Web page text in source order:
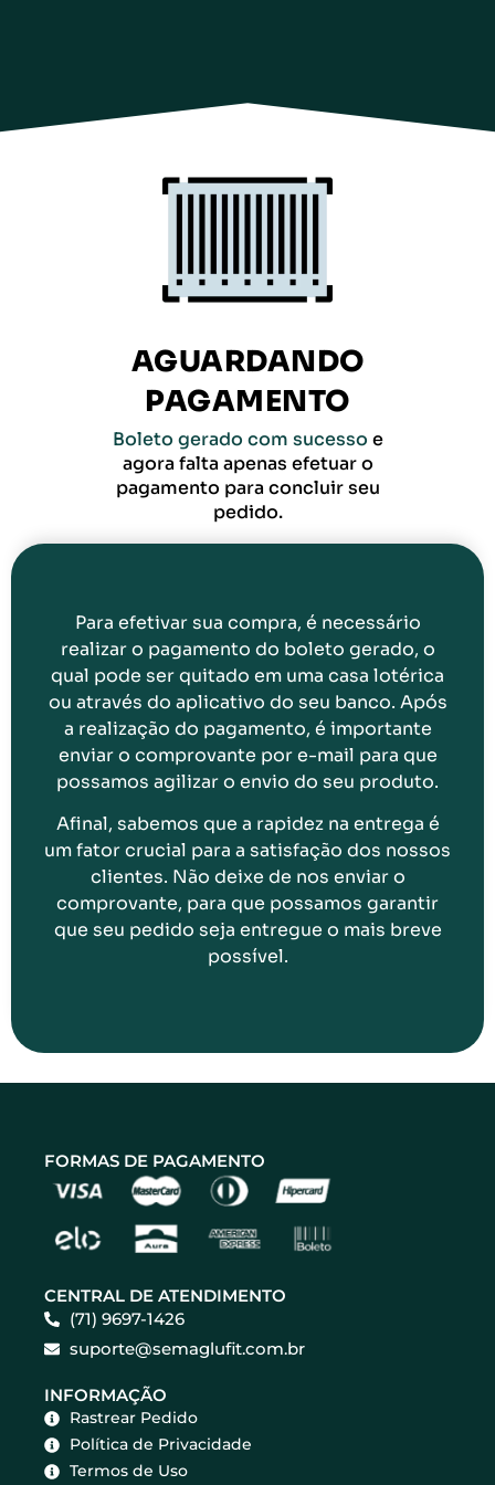
AGUARDANDO
PAGAMENTO
Boleto gerado com sucesso e
agora falta apenas efetuar o
pagamento para concluir seu
pedido.
Para efetivar sua compra, é necessário
realizar o pagamento do boleto gerado, o
qual pode ser quitado em uma casa lotérica
ou através do aplicativo do seu banco. Após
a realização do pagamento, é importante
enviar o comprovante por e-mail para que
possamos agilizar o envio do seu produto.
Afinal, sabemos que a rapidez na entrega é
um fator crucial para a satisfação dos nossos
clientes. Não deixe de nos enviar o
comprovante, para que possamos garantir
que seu pedido seja entregue o mais breve
possível.
FORMAS DE PAGAMENTO
CENTRAL DE ATENDIMENTO
(71) 9697-1426
suporte@semaglufit.com.br
INFORMAÇÃO
Rastrear Pedido
Política de Privacidade
Termos de Uso